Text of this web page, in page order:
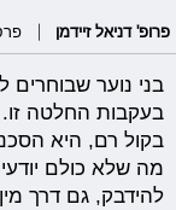
פרופ' דניאל זיידמן פרסום
בני נוער שבוחרים
בעקבות החלטה
בקול רם, היא
מה שלא כולם
להידבק, גם דרך